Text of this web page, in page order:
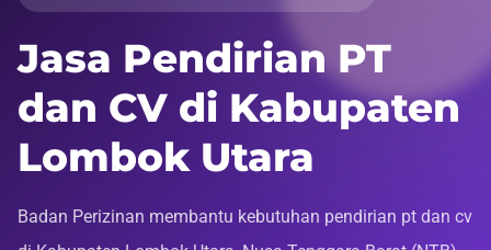
Jasa Pendirian PT
dan CV di Kabupaten
Lombok Utara
Badan Perizinan membantu kebutuhan pendirian pt dan cv